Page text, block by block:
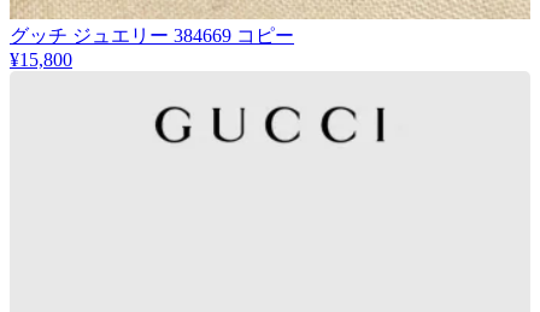
グッチ ジュエリー 384669 コピー
¥15,800